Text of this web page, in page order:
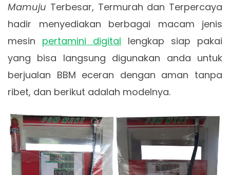
Mamuju Terbesar, Termurah dan Terpercaya
hadir menyediakan berbagai macam jenis
mesin pertamini digital lengkap siap pakai
yang bisa langsung digunakan anda untuk
berjualan BBM eceran dengan aman tanpa
ribet, dan berikut adalah modelnya.